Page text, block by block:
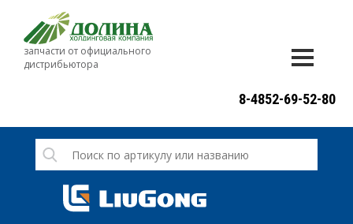
запчасти от официального
дистрибьютора
СЕРВИС
НОВОСТИ
8-4852-69-52-80